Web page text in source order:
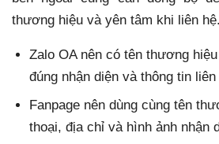
thương hiệu và yên tâm khi liên hệ.
Zalo OA nên có tên thương
đúng nhận diện và thông tin
Fanpage nên dùng cùng tên
thoại, địa chỉ và hình ảnh nhận